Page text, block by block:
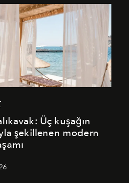
Üç kuşağın
şekillenen modern